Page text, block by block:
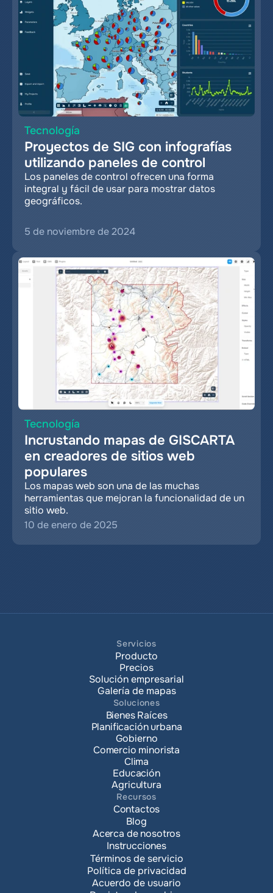
Tecnología
Proyectos de SIG con infografías
utilizando paneles de control
Los paneles de control ofrecen una forma
integral y fácil de usar para mostrar datos
geográficos.
5 de noviembre de 2024
Tecnología
Incrustando mapas de GISCARTA
en creadores de sitios web
populares
Los mapas web son una de las muchas
herramientas que mejoran la funcionalidad de un
sitio web.
10 de enero de 2025
Servicios
Producto
Precios
Solución empresarial
Galería de mapas
Soluciones
Bienes Raíces
Planificación urbana
Gobierno
Comercio minorista
Clima
Educación
Agricultura
Recursos
Contactos
Blog
Acerca de nosotros
Instrucciones
Términos de servicio
Política de privacidad
Acuerdo de usuario